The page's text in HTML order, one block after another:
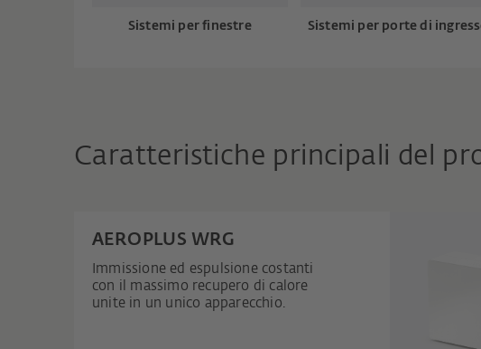
Sistemi per finestre Sistemi per porte di
Caratteristiche principali del
AEROPLUS WRG
Immissione ed espulsione costanti
con il massimo recupero di calore
unite in un unico apparecchio.